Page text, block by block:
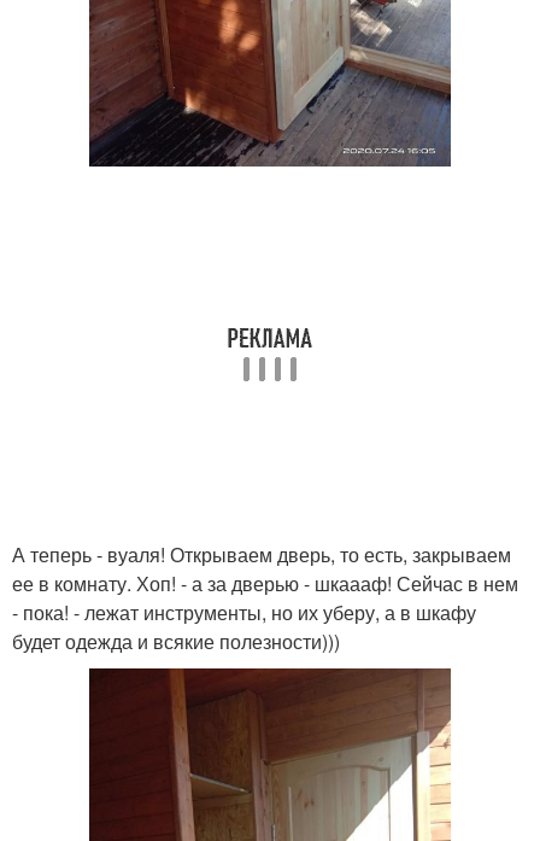
А теперь - вуаля! Открываем дверь, то есть, закрываем
ее в комнату. Хоп! - а за дверью - шкаааф! Сейчас в нем
- пока! - лежат инструменты, но их уберу, а в шкафу
будет одежда и всякие полезности)))